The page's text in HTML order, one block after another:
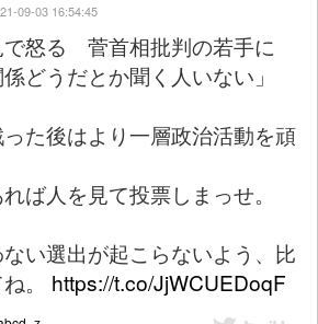
で怒る 菅首相批判の若手に
どうだとか聞く人いない」
た後はより一層政治活動を頑
ば人を見て投票しまっせ。
い選出が起こらないよう、比
。 https://t.co/JjWCUEDoqF
09-03 16:54:45